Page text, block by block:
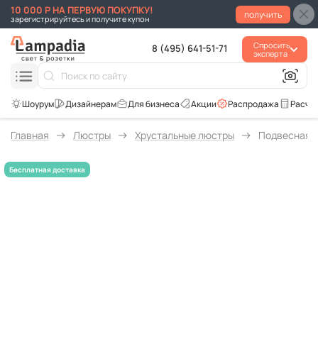
10 000 Р НА ПЕРВУЮ ПОКУПКУ!
зарегистрируйтесь и получите купон получить
8 (495) 641-51-71
Спросить
эксперта
Распродажа
Акции
Для бизнеса
Главная Люстры Хрустальные люстры Подвесная